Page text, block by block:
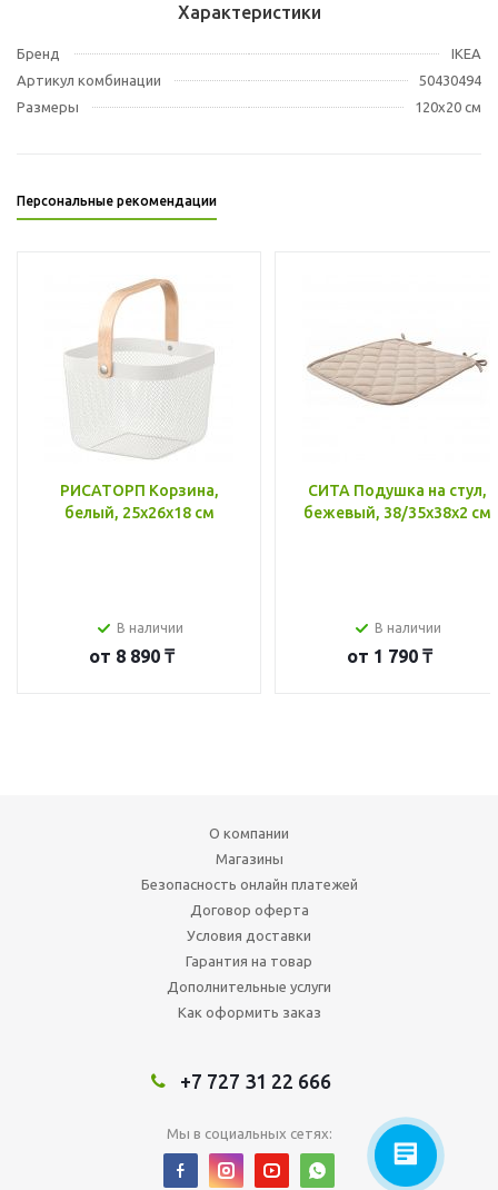
Характеристики
Бренд
IKEA
Артикул комбинации
50430494
Размеры
120x20 см
Персональные рекомендации
РИСАТОРП Корзина,
белый, 25x26x18 см
В наличии
от 8 890 ₸
СИТА Подушка на стул,
бежевый, 38/35x38x2 см
В наличии
от 1 790 ₸
О компании
Магазины
Безопасность онлайн платежей
Договор оферта
Условия доставки
Гарантия на товар
Дополнительные услуги
Как оформить заказ
+7 727 31 22 666
Мы в социальных сетях: